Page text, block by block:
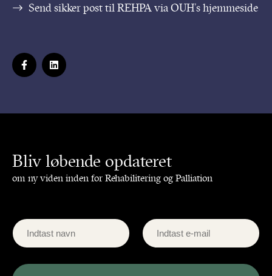
Send sikker post til REHPA via OUH’s hjemmeside
Bliv løbende opdateret
om ny viden inden for Rehabilitering og Palliation